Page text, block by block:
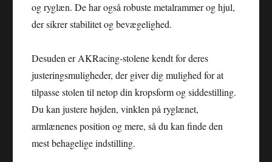
og ryglæn. De har også robuste metalrammer og hjul,
der sikrer stabilitet og bevægelighed.
Desuden er AKRacing-stolene kendt for deres
justeringsmuligheder, der giver dig mulighed for at
tilpasse stolen til netop din kropsform og siddestilling.
Du kan justere højden, vinklen på ryglænet,
armlænenes position og mere, så du kan finde den
mest behagelige indstilling.